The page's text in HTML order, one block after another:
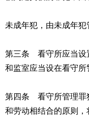
未成年犯，由未成年犯
第三条 看守所应当设
和监室应当设在看守所
第四条 看守所管理罪
和劳动相结合的原则，